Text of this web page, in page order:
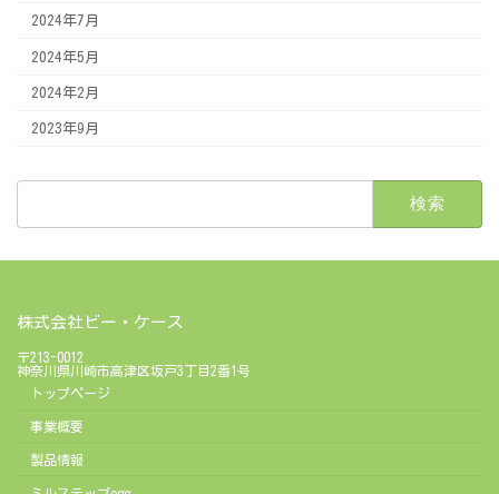
2024年7月
2024年5月
2024年2月
2023年9月
検
株式会社ビー・ケース
〒213-0012
神奈川県川崎市高津区坂戸3丁目2番1号
トップページ
事業概要
製品情報